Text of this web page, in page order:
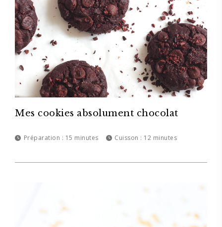
Mes cookies absolument chocolat
Préparation : 15 minutes Cuisson : 12 minutes